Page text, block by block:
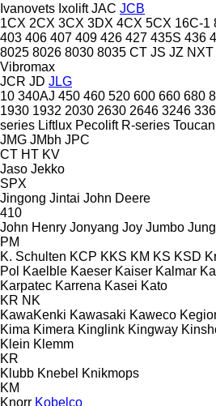
Ivanovets Ixolift JAC JCB
1CX 2CX 3CX 3DX 4CX 5CX 16C-1
403 406 407 409 426 427 435S 436
8025 8026 8030 8035 CT JS JZ NXT
Vibromax
JCR JD JLG
10 340AJ 450 460 520 600 660 680
1930 1932 2030 2630 2646 3246
series Liftlux Pecolift R-series Toucan
JMG JMbh JPC
CT HT KV
Jaso Jekko
SPX
Jingong Jintai John Deere
410
John Henry Jonyang Joy Jumbo
PM
K. Schulten KCP KKS KM KS KSD
Pol Kaelble Kaeser Kaiser Kalmar
Karpatec Karrena Kasei Kato
KR NK
KawaKenki Kawasaki Kaweco
Kima Kimera Kinglink Kingway
Klein Klemm
KR
Klubb Knebel Knikmops
KM
Knorr Kobelco